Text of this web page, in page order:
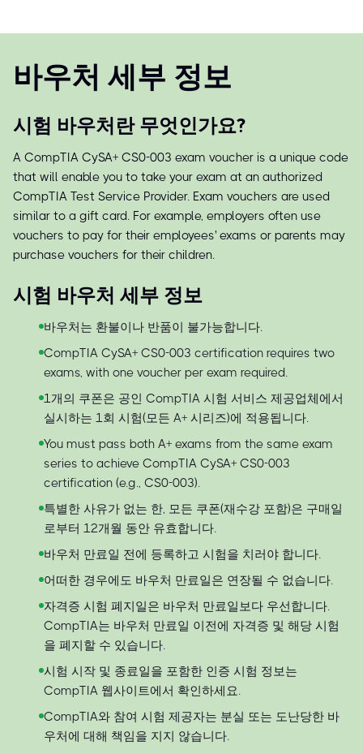
바우처 세부 정보
시험 바우처란 무엇인가요?
A CompTIA CySA+ CS0-003 exam voucher is a unique code
that will enable you to take your exam at an authorized
CompTIA Test Service Provider. Exam vouchers are used
similar to a gift card. For example, employers often use
vouchers to pay for their employees' exams or parents may
purchase vouchers for their children.
시험 바우처 세부 정보
바우처는 환불이나 반품이 불가능합니다.
CompTIA CySA+ CS0-003 certification requires two
exams, with one voucher per exam required.
1개의 쿠폰은 공인 CompTIA 시험 서비스 제공업체에서
실시하는 1회 시험(모든 A+ 시리즈)에 적용됩니다.
You must pass both A+ exams from the same exam
series to achieve CompTIA CySA+ CS0-003
certification (e.g., CS0-003).
특별한 사유가 없는 한, 모든 쿠폰(재수강 포함)은 구매일
로부터 12개월 동안 유효합니다.
바우처 만료일 전에 등록하고 시험을 치러야 합니다.
어떠한 경우에도 바우처 만료일은 연장될 수 없습니다.
자격증 시험 폐지일은 바우처 만료일보다 우선합니다.
CompTIA는 바우처 만료일 이전에 자격증 및 해당 시험
을 폐지할 수 있습니다.
시험 시작 및 종료일을 포함한 인증 시험 정보는
CompTIA 웹사이트에서 확인하세요.
CompTIA와 참여 시험 제공자는 분실 또는 도난당한 바
우처에 대해 책임을 지지 않습니다.